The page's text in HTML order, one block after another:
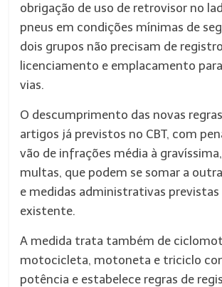
obrigação de uso de retrovisor no
pneus em condições mínimas de
dois grupos não precisam de
licenciamento e emplacamento
vias.
O descumprimento das novas
artigos já previstos no CBT, com
vão de infrações média à
multas, que podem se somar a
e medidas administrativas previstas
existente.
A medida trata também de
motocicleta, motoneta e triciclo
potência e estabelece regras de